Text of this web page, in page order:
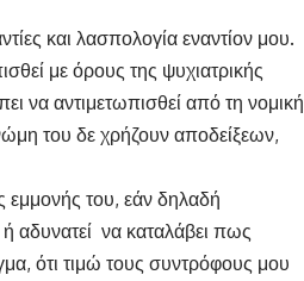
και λασπολογία εναντίον μου.
με όρους της ψυχιατρικής
να αντιμετωπισθεί από τη νομική
του δε χρήζουν αποδείξεων,
εμμονής του, εάν δηλαδή
αδυνατεί να καταλάβει πως
ότι τιμώ τους συντρόφους μου